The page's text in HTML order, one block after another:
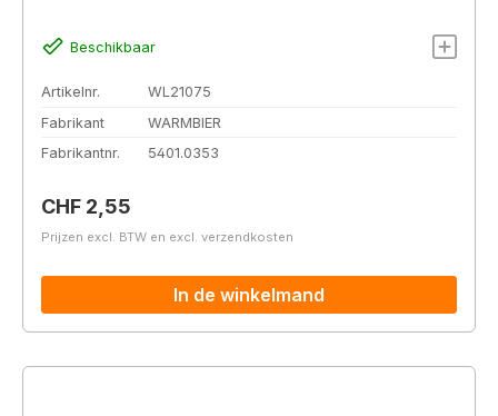
Beschikbaar
Artikelnr.
WL21075
Fabrikant
WARMBIER
Fabrikantnr.
5401.0353
Normale prijs:
CHF 2,55
Prijzen excl. BTW en excl. verzendkosten
In de winkelmand